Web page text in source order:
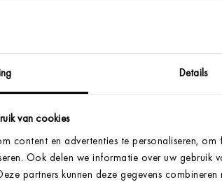
Details
van cookies
content en advertenties te personaliseren,
Ook delen we informatie over uw
partners kunnen deze gegevens